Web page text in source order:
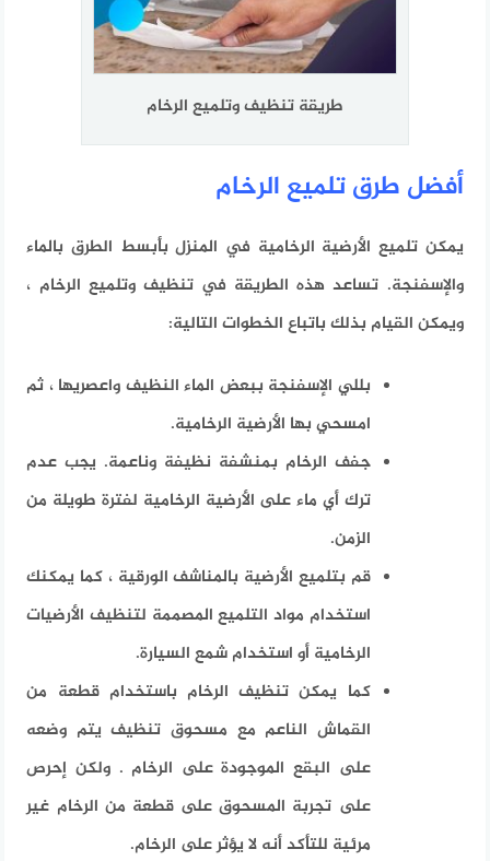
طريقة تنظيف وتلميع الرخام
أفضل طرق تلميع الرخام
يمكن تلميع الأرضية الرخامية في المنزل بأبسط الطرق بالماء
والإسفنجة. تساعد هذه الطريقة في تنظيف وتلميع الرخام ،
ويمكن القيام بذلك باتباع الخطوات التالية:
بللي الإسفنجة ببعض الماء النظيف واعصريها ، ثم
امسحي بها الأرضية الرخامية.
جفف الرخام بمنشفة نظيفة وناعمة. يجب عدم
ترك أي ماء على الأرضية الرخامية لفترة طويلة من
الزمن.
قم بتلميع الأرضية بالمناشف الورقية ، كما يمكنك
استخدام مواد التلميع المصممة لتنظيف الأرضيات
الرخامية أو استخدام شمع السيارة.
كما يمكن تنظيف الرخام باستخدام قطعة من
القماش الناعم مع مسحوق تنظيف يتم وضعه
على البقع الموجودة على الرخام . ولكن إحرص
على تجربة المسحوق على قطعة من الرخام غير
مرئية للتأكد أنه لا يؤثر على الرخام.